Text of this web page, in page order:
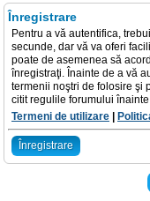
Înregistrare
Pentru a vă autentifica,
secunde, dar vă va oferi
poate de asemenea să
înregistraţi. Înainte de a vă
termenii noştri de folosire şi
citit regulile forumului
Termeni de utilizare
Înregistrare